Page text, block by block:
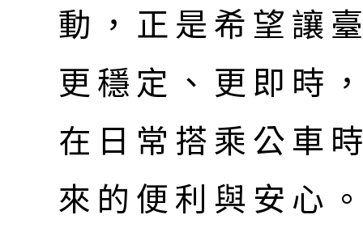
動，正是希望讓
更穩定、更即時
在日常搭乘公車
來的便利與安心